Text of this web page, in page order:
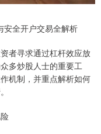
安全开户交易全解析
者寻求通过杠杆效应放
多炒股人士的重要工
机制，并重点解析如何